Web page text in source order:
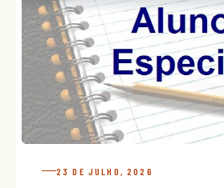
23 DE JULHO, 2026